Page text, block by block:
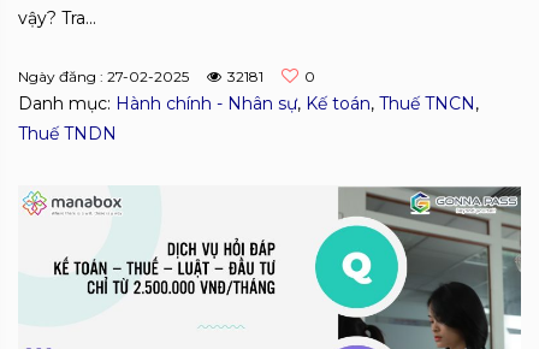
vậy? Tra...
Ngày đăng : 27-02-2025 32181 0
Danh mục: Hành chính - Nhân sự, Kế toán, Thuế TNCN,
Thuế TNDN